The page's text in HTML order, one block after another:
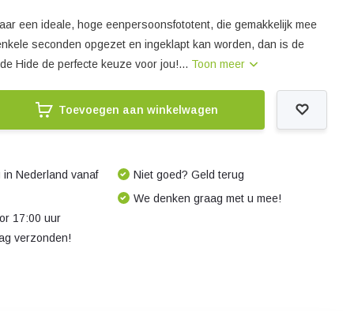
een ideale, hoge eenpersoonsfototent, die gemakkelijk mee
seconden opgezet en ingeklapt kan worden, dan is de
Hide de perfecte keuze voor jou!... Toon meer
Toevoegen aan winkelwagen
Nederland vanaf
17:00 uur
verzonden!
Niet goed? Geld terug
We denken graag met u mee!